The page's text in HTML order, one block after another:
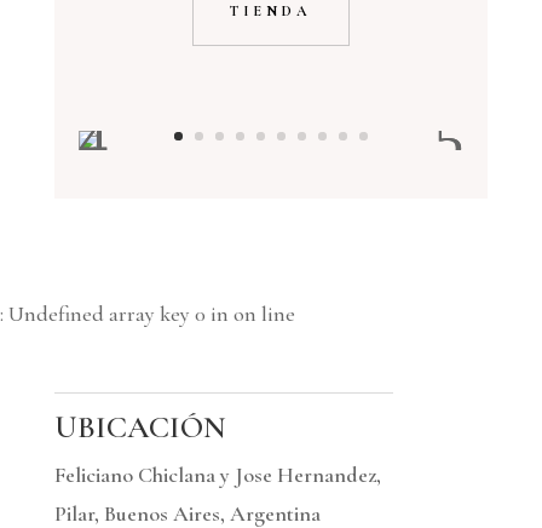
TIENDA
: Undefined array key 0 in on line
UBICACIÓN
Feliciano Chiclana y Jose Hernandez,
Pilar, Buenos Aires, Argentina